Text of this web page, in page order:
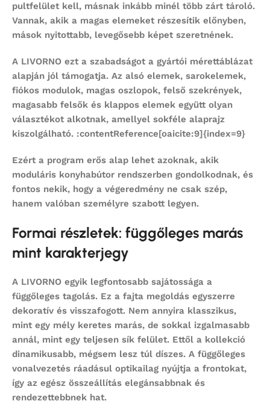
pultfelület kell, másnak inkább minél több zárt tároló.
Vannak, akik a magas elemeket részesítik előnyben,
mások nyitottabb, levegősebb képet szeretnének.
A LIVORNO ezt a szabadságot a gyártói mérettáblázat
alapján jól támogatja. Az alsó elemek, sarokelemek,
fiókos modulok, magas oszlopok, felső szekrények,
magasabb felsők és klappos elemek együtt olyan
választékot alkotnak, amellyel sokféle alaprajz
kiszolgálható. :contentReference[oaicite:9]{index=9}
Ezért a program erős alap lehet azoknak, akik
moduláris konyhabútor rendszerben gondolkodnak, és
fontos nekik, hogy a végeredmény ne csak szép,
hanem valóban személyre szabott legyen.
Formai részletek: függőleges marás
mint karakterjegy
A LIVORNO egyik legfontosabb sajátossága a
függőleges tagolás. Ez a fajta megoldás egyszerre
dekoratív és visszafogott. Nem annyira klasszikus,
mint egy mély keretes marás, de sokkal izgalmasabb
annál, mint egy teljesen sík felület. Ettől a kollekció
dinamikusabb, mégsem lesz túl díszes. A függőleges
vonalvezetés ráadásul optikailag nyújtja a frontokat,
így az egész összeállítás elegánsabbnak és
rendezettebbnek hat.